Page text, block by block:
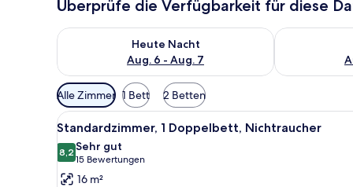
Überprüfe die Verfügbarkeit für diese
Heute Nacht
Aug. 6 - Aug. 7
Überprüfe die Verfügbarkeit für heute Nacht, Aug. 6
Überprüfe
Verfügbare
Filter
für
Zimmer
Alle Zimmer 1 Bett 2 Betten
Alle
Fotos
für
Standardzimmer,
Ein Hotelzimmer mit einem
6
Standardzimmer, 1 Doppelbett, Nichtraucher
8,28,2 von 10
Sehr gut
15 Bewertungen
(15
Bewertungen)
16 m²